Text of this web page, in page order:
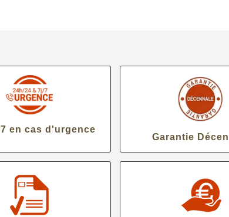
en cas d'urgence
Garantie